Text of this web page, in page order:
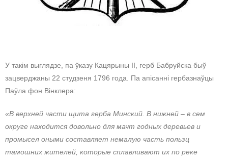
У такім выглядзе, па ўказу Кацярыны ІІ, герб Бабруйска быў
зацверджаны 22 студзеня 1796 года. Па апісанні гербазнаўцы
Паўла фон Вінклера:
«В верхней части щита герба Минский. В нижней – в сем
округе находится довольно для мачт годных деревьев и
промысел оными составляет немалую часть пользц
тамошних жителей, которые сплавливают их по реке